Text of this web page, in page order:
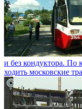
и без кондуктора. По
ходить московские